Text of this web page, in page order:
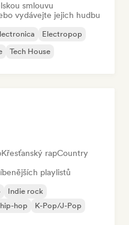
smlouvu
vydávejte jejich hudbu
Electropop
Tech House
Křesťanský rapCountry
playlistů
Indie rock
hop
K-Pop/J-Pop